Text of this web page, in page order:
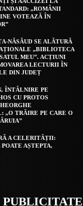
„ROMÂNII
VOTEAZĂ ÎN
NĂSĂUD SE ALĂTURĂ
„BIBLIOTECA
MEU”. ACȚIUNI
LECTURII ÎN
DIN JUDEȚ
ÎNTÂLNIRE PE
CU PROTOS
„O TRĂIRE PE CARE O
A CELERITĂȚII:
AȘTEPTA,